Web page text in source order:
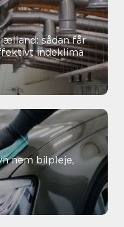
sådan får
indeklima